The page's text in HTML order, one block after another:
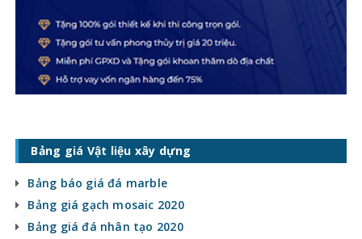
Bảng giá Vật liệu xây dựng
Bảng báo giá đá marble
Bảng giá gạch mosaic 2020
Bảng giá đá nhân tạo 2020